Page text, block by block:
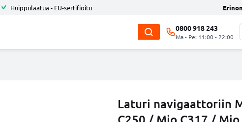
Huippulaatua - EU-sertifioitu
0800 918 243
Ma - Pe: 11:00 - 22:00
Laturi navigaattoriin